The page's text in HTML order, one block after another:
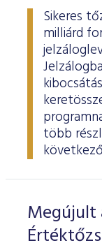
Sikeres
milliárd
több
Megújult